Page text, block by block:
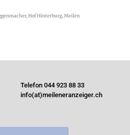
Hof Hinterburg, Meilen
Telefon 044 923 88 33
info(at)meileneranzeiger.ch